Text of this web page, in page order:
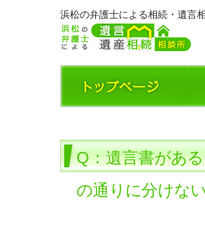
浜松の弁護士による相続・遺言
Q：遺言書があ
の通りに分けな